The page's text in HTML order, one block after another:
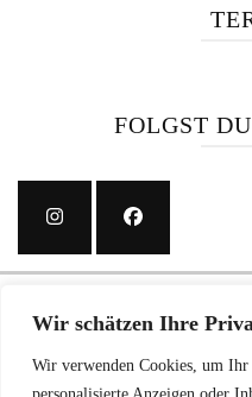
Wir schätzen Ihre
Wir verwenden Cookies, um Ihr
FOLGST
Auf Grund der Datenschutz-
unserer Datenschutz-Vereinbarung